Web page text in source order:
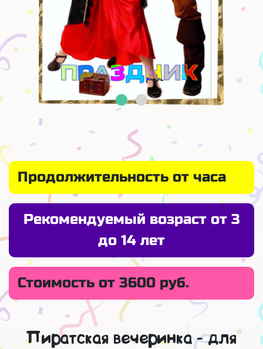
Продолжительность от часа
Рекомендуемый возраст от 3
до 14 лет
Стоимость от 3600 руб.
Пиратская вечеринка - для